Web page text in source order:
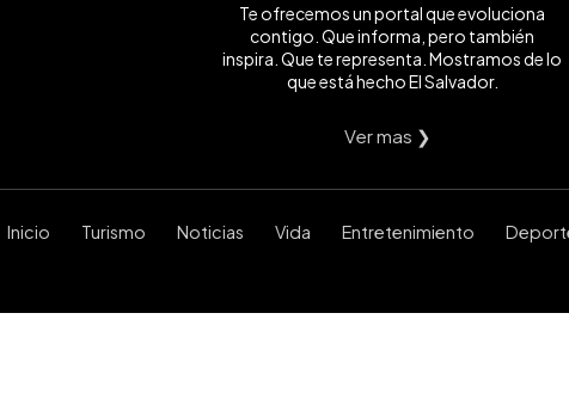
Te ofrecemos un portal que evoluciona
contigo. Que informa, pero también
inspira. Que te representa. Mostramos de lo
que está hecho El Salvador.
Ver mas ❯
Inicio Turismo Noticias Vida Entretenimiento